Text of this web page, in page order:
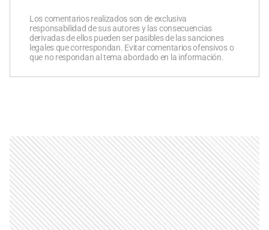
Los comentarios realizados son de exclusiva
responsabilidad de sus autores y las consecuencias
derivadas de ellos pueden ser pasibles de las sanciones
legales que correspondan. Evitar comentarios ofensivos o
que no respondan al tema abordado en la información.